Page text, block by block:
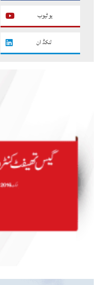
یو ٹیوب
لنکڈ ان